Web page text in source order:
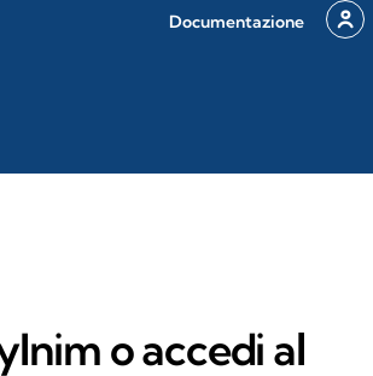
Documentazione
o accedi al